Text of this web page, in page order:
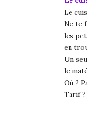
Le
Ne te
les
en
Un
le
Où ?
Tarif